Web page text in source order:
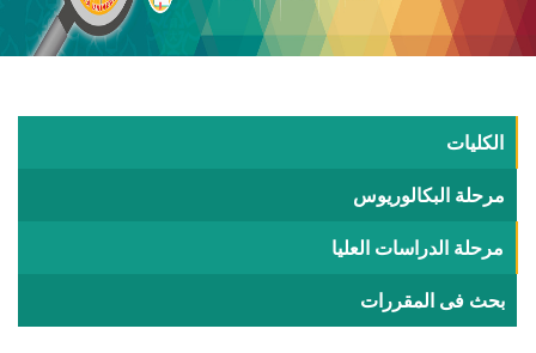
الكليات
مرحلة البكالوريوس
مرحلة الدراسات العليا
بحث فى المقررات